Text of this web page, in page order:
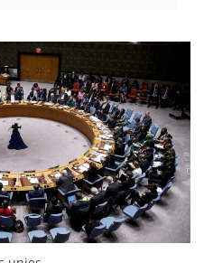
Bénin :
Aliko